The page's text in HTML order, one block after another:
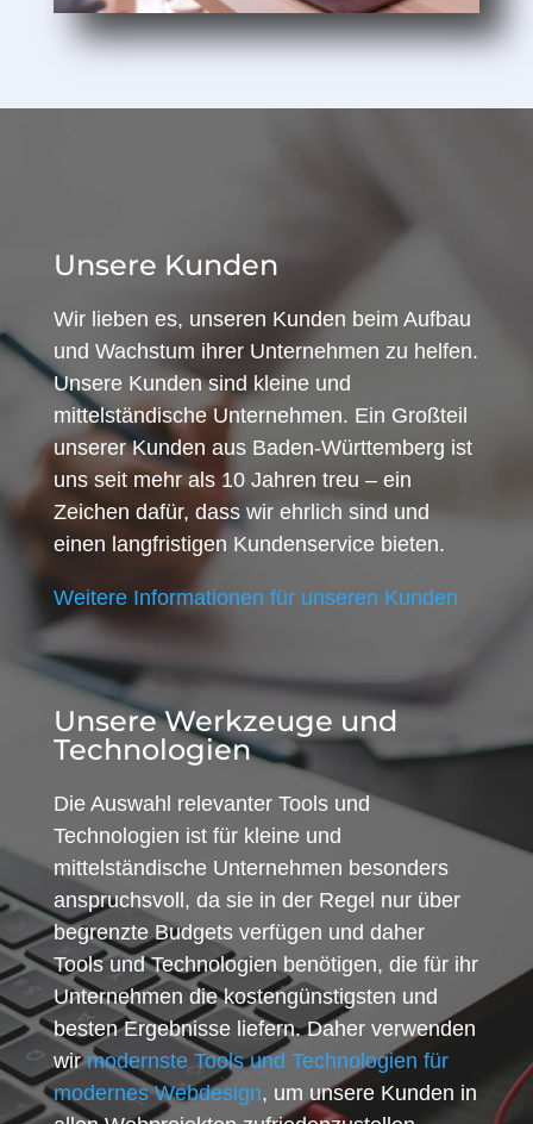
Unsere Kunden
Wir lieben es, unseren Kunden beim Aufbau
und Wachstum ihrer Unternehmen zu helfen.
Unsere Kunden sind kleine und
mittelständische Unternehmen. Ein Großteil
unserer Kunden aus Baden-Württemberg ist
uns seit mehr als 10 Jahren treu – ein
Zeichen dafür, dass wir ehrlich sind und
einen langfristigen Kundenservice bieten.
Weitere Informationen für unseren Kunden
Unsere Werkzeuge und
Technologien
Die Auswahl relevanter Tools und
Technologien ist für kleine und
mittelständische Unternehmen besonders
anspruchsvoll, da sie in der Regel nur über
begrenzte Budgets verfügen und daher
Tools und Technologien benötigen, die für ihr
Unternehmen die kostengünstigsten und
besten Ergebnisse liefern. Daher verwenden
wirmodernste Tools und Technologien für
modernes Webdesign, um unsere Kunden in